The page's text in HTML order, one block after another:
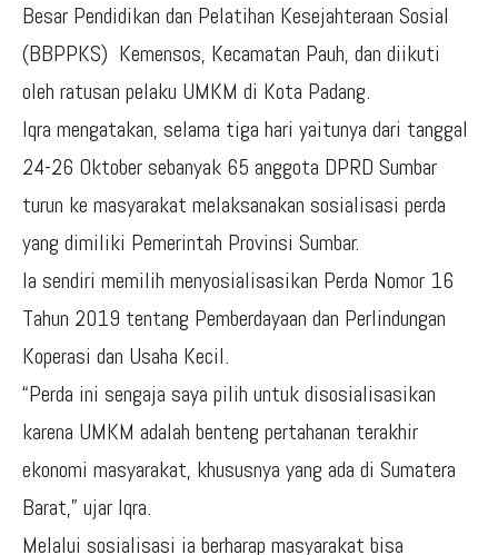
Besar Pendidikan dan Pelatihan Kesejahteraan Sosial
(BBPPKS) Kemensos, Kecamatan Pauh, dan diikuti
oleh ratusan pelaku UMKM di Kota Padang.
Iqra mengatakan, selama tiga hari yaitunya dari tanggal
24-26 Oktober sebanyak 65 anggota DPRD Sumbar
turun ke masyarakat melaksanakan sosialisasi perda
yang dimiliki Pemerintah Provinsi Sumbar.
Ia sendiri memilih menyosialisasikan Perda Nomor 16
Tahun 2019 tentang Pemberdayaan dan Perlindungan
Koperasi dan Usaha Kecil.
“Perda ini sengaja saya pilih untuk disosialisasikan
karena UMKM adalah benteng pertahanan terakhir
ekonomi masyarakat, khususnya yang ada di Sumatera
Barat,” ujar Iqra.
Melalui sosialisasi ia berharap masyarakat bisa